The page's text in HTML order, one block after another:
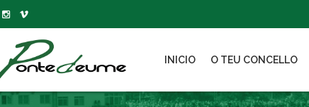
INICIO O TEU CONCELLO